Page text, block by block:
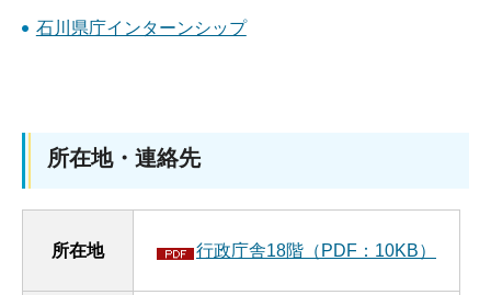
石川県庁インターンシップ
所在地・連絡先
所在地 行政庁舎18階（PDF：10KB）